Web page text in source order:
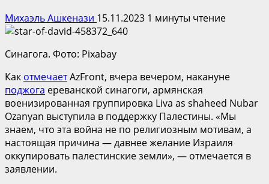
Михаэль Ашкенази 15.11.2023 1 минуты чтение
Синагога. Фото: Pixabay
Как отмечаетAzFront, вчера вечером, накануне
поджога ереванской синагоги, армянская
военизированная группировка Liva as shaheed Nubar
Ozanyan выступила в поддержку Палестины. «Мы
знаем, что эта война не по религиозным мотивам, а
настоящая причина — давнее желание Израиля
оккупировать палестинские земли», — отмечается в
заявлении.